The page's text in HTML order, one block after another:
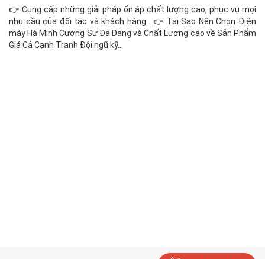
👉 Cung cấp những giải pháp ổn áp chất lượng cao, phục vụ mọi
nhu cầu của đối tác và khách hàng. 👉 Tại Sao Nên Chọn Điện
máy Hà Minh Cường Sự Đa Dạng và Chất Lượng cao về Sản Phẩm
Giá Cả Cạnh Tranh Đội ngũ kỹ...